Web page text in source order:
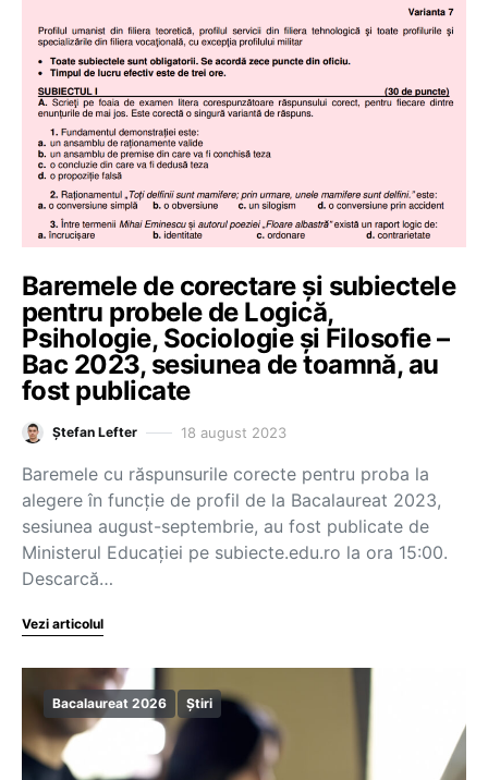
Baremele de corectare și subiectele
pentru probele de Logică,
Psihologie, Sociologie și Filosofie –
Bac 2023, sesiunea de toamnă, au
fost publicate
Ștefan Lefter 18 august 2023
Baremele cu răspunsurile corecte pentru proba la
alegere în funcție de profil de la Bacalaureat 2023,
sesiunea august-septembrie, au fost publicate de
Ministerul Educației pe subiecte.edu.ro la ora 15:00.
Descarcă…
Vezi articolul
Bacalaureat 2026 Știri